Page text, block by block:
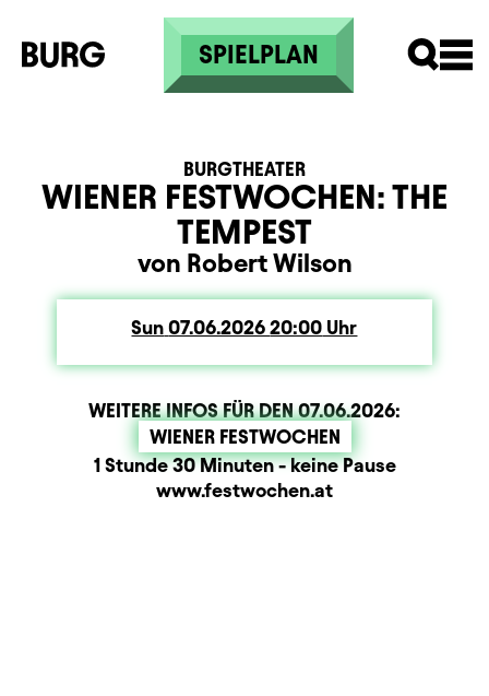
Skip to main content
SPIELPLAN
WIENER FESTWOCHEN: THE
TEMPEST
BURGTHEATER
von Robert Wilson
Sun Sunday
07.06.202620:00 Uhr
WEITERE INFOS FÜR DEN07.06.2026:
WIENER FESTWOCHEN
BeschreibungInformation
Dauer und Pausen
1 Stunde 30 Minuten - keine Pause
Zusatzinformationwww.festwochen.at